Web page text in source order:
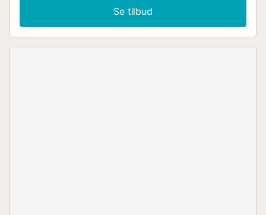
nyte din private overbygde terrasse og balkong med
fjellutsikt. Den felles hagen, felles utendørs terrasse, felles
utendørsbasseng, felles barnebasseng, utendørs dusj og
Se tilbud